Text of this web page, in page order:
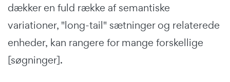
dækker en fuld række af semantiske
variationer, "long-tail" sætninger og relaterede
enheder, kan rangere for mange forskellige
[søgninger].